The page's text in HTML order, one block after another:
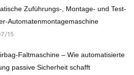
Zuführungs-, Montage- und Test-
Automatenmontagemaschine
15
Faltmaschine – Wie automatisierte
passive Sicherheit schafft